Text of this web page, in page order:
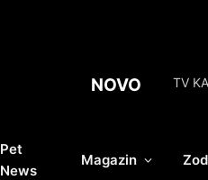
NOVO TV
Pet
News
Magazin